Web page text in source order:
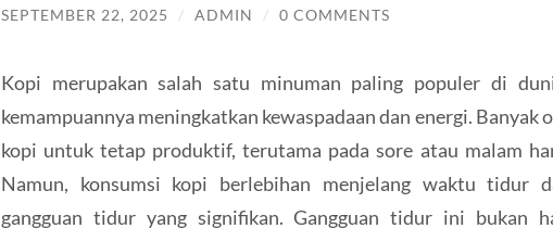
SEPTEMBER 22, 2025 / ADMIN / 0 COMMENTS
Kopi merupakan salah satu minuman paling populer di
kemampuannya meningkatkan kewaspadaan dan energi. Banyak
kopi untuk tetap produktif, terutama pada sore atau malam
Namun, konsumsi kopi berlebihan menjelang waktu tidur
gangguan tidur yang signifikan. Gangguan tidur ini bukan